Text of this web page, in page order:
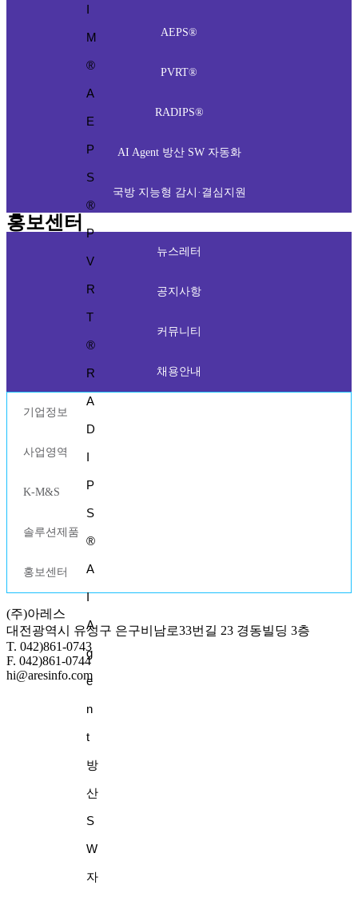
I
M
®
A
E
P
S
®
P
V
R
T
®
R
A
D
I
P
S
®
A
I
A
g
e
n
t
방
산
S
W
자
AEPS®
PVRT®
RADIPS®
AI Agent 방산 SW 자동화
국방 지능형 감시·결심지원
홍보센터
뉴스레터
공지사항
커뮤니티
채용안내
기업정보
사업영역
K-M&S
솔루션제품
홍보센터
(주)아레스
대전광역시 유성구 은구비남로33번길 23 경동빌딩 3층
T. 042)861-0743
F. 042)861-0744
hi@aresinfo.com